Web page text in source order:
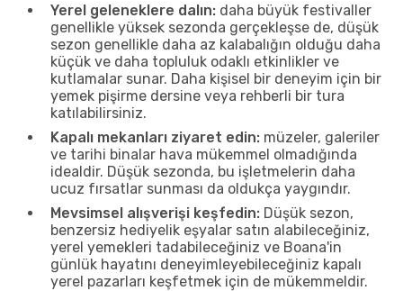
Yerel geleneklere dalın: daha büyük festivaller
genellikle yüksek sezonda gerçekleşse de, düşük
sezon genellikle daha az kalabalığın olduğu daha
küçük ve daha topluluk odaklı etkinlikler ve
kutlamalar sunar. Daha kişisel bir deneyim için bir
yemek pişirme dersine veya rehberli bir tura
katılabilirsiniz.
Kapalı mekanları ziyaret edin: müzeler, galeriler
ve tarihi binalar hava mükemmel olmadığında
idealdir. Düşük sezonda, bu işletmelerin daha
ucuz fırsatlar sunması da oldukça yaygındır.
Mevsimsel alışverişi keşfedin: Düşük sezon,
benzersiz hediyelik eşyalar satın alabileceğiniz,
yerel yemekleri tadabileceğiniz ve Boana'in
günlük hayatını deneyimleyebileceğiniz kapalı
yerel pazarları keşfetmek için de mükemmeldir.